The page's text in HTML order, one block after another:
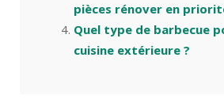
pièces rénover en
Quel type de barbecue
cuisine extérieure ?